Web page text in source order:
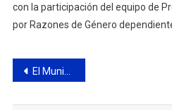
con la participación del equipo de
por Razones de Género
Navegación
de
El Municipio amplía las áreas de estacionamiento en la Costanera